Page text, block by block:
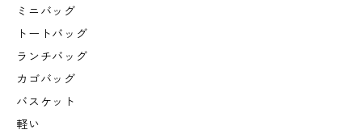
ミニバッグ
トートバッグ
ランチバッグ
カゴバッグ
バスケット
軽い